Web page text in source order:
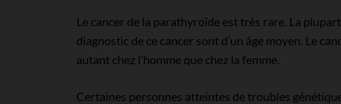
Le cancer de la parathyroïde est très rare. La
diagnostic de ce cancer sont d’un âge moyen. Le
autant chez l’homme que chez la femme.
Certaines personnes atteintes de troubles